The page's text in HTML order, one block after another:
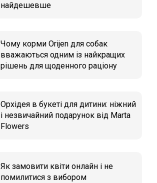
найдешевше
Чому корми Orijen для собак
вважаються одним із найкращих
рішень для щоденного раціону
Орхідея в букеті для дитини: ніжний
і незвичайний подарунок від Marta
Flowers
Як замовити квіти онлайн і не
помилитися з вибором